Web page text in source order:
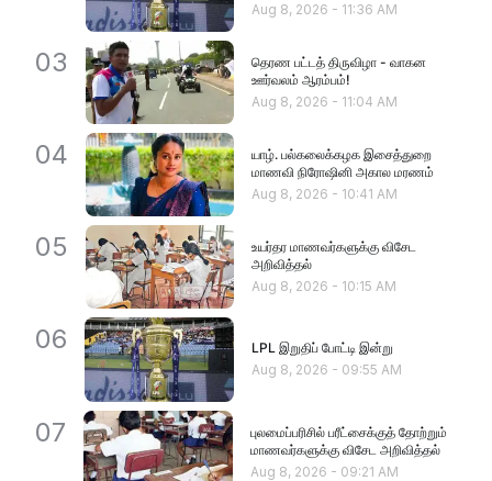
Aug 8, 2026 - 11:36 AM
03
தெரண பட்டத் திருவிழா - வாகன
ஊர்வலம் ஆரம்பம்!
Aug 8, 2026 - 11:04 AM
04
யாழ். பல்கலைக்கழக இசைத்துறை
மாணவி நிரோஷினி அகால மரணம்
Aug 8, 2026 - 10:41 AM
05
உயர்தர மாணவர்களுக்கு விசேட
அறிவித்தல்
Aug 8, 2026 - 10:15 AM
06
LPL இறுதிப் போட்டி இன்று
Aug 8, 2026 - 09:55 AM
07
புலமைப்பரிசில் பரீட்சைக்குத் தோற்றும்
மாணவர்களுக்கு விசேட அறிவித்தல்
Aug 8, 2026 - 09:21 AM